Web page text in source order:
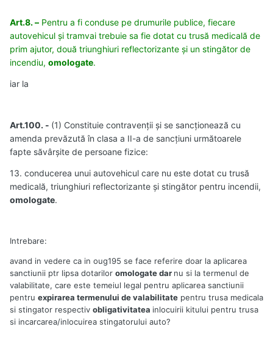
Art.8. – Pentru a fi conduse pe drumurile publice, fiecare
autovehicul şi tramvai trebuie sa fie dotat cu trusă medicală de
prim ajutor, două triunghiuri reflectorizante şi un stingător de
incendiu, omologate.
iar la
Art.100. - (1) Constituie contravenţii şi se sancţionează cu
amenda prevăzută în clasa a II-a de sancţiuni următoarele
fapte săvârşite de persoane fizice:
13. conducerea unui autovehicul care nu este dotat cu trusă
medicală, triunghiuri reflectorizante şi stingător pentru incendii,
omologate.
Intrebare:
avand in vedere ca in oug195 se face referire doar la aplicarea
sanctiunii ptr lipsa dotarilor omologate dar nu si la termenul de
valabilitate, care este temeiul legal pentru aplicarea sanctiunii
pentru expirarea termenului de valabilitate pentru trusa medicala
si stingator respectiv obligativitatea inlocuirii kitului pentru trusa
si incarcarea/inlocuirea stingatorului auto?